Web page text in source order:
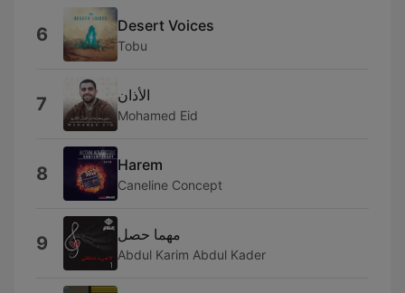
6 Desert Voices
Tobu
7 الأذان
Mohamed Eid
8 Harem
Caneline Concept
9 مهما حصل
Abdul Karim Abdul Kader